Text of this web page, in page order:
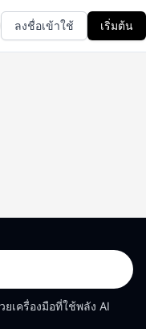
ลงชื่อเข้าใช้ เริ่มต้น
เครื่องมือที่ใช้พลัง AI